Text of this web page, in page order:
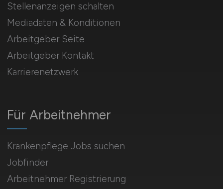
Für Arbeitnehmer
Krankenpflege Jobs suchen
Jobfinder
Arbeitnehmer Registrierung
Stellenanzeigen schalten
Mediadaten & Konditionen
Arbeitgeber Seite
Arbeitgeber Kontakt
Karrierenetzwerk